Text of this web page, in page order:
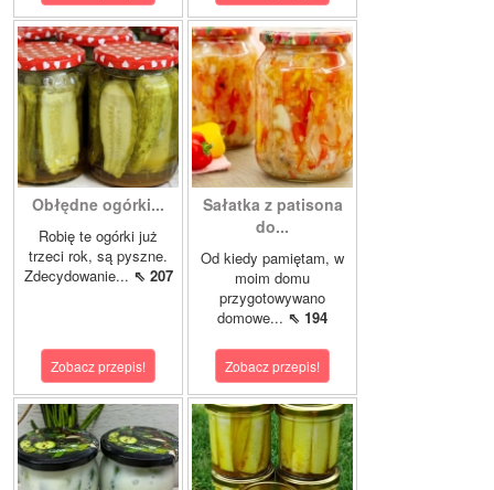
Obłędne ogórki...
Robię te ogórki już
trzeci rok, są pyszne.
Zdecydowanie... ⇖ 207
Zobacz przepis!
Sałatka z patisona
do...
Od kiedy pamiętam, w
moim domu
przygotowywano
domowe... ⇖ 194
Zobacz przepis!